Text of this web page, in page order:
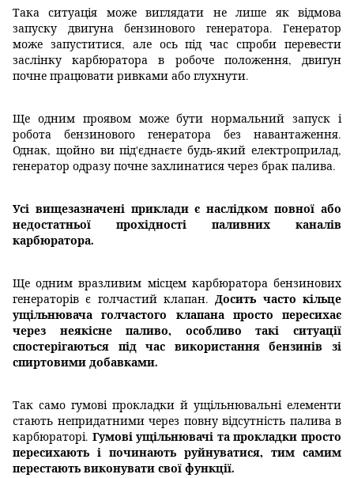
Така ситуація може виглядати не лише як відмова
запуску двигуна бензинового генератора. Генератор
може запуститися, але ось під час спроби перевести
заслінку карбюратора в робоче положення, двигун
почне працювати ривками або глухнути.
Ще одним проявом може бути нормальний запуск і
робота бензинового генератора без навантаження.
Однак, щойно ви під'єднаєте будь-який електроприлад,
генератор одразу почне захлинатися через брак палива.
Усі вищезазначені приклади є наслідком повної або
недостатньої прохідності паливних каналів
карбюратора.
Ще одним вразливим місцем карбюратора бензинових
генераторів є голчастий клапан.Досить часто кільце
ущільнювача голчастого клапана просто пересихає
через неякісне паливо, особливо такі ситуації
спостерігаються під час використання бензинів зі
спиртовими добавками.
Так само гумові прокладки й ущільнювальні елементи
стають непридатними через повну відсутність палива в
карбюраторі. Гумові ущільнювачі та прокладки просто
пересихають і починають руйнуватися, тим самим
перестають виконувати свої функції.